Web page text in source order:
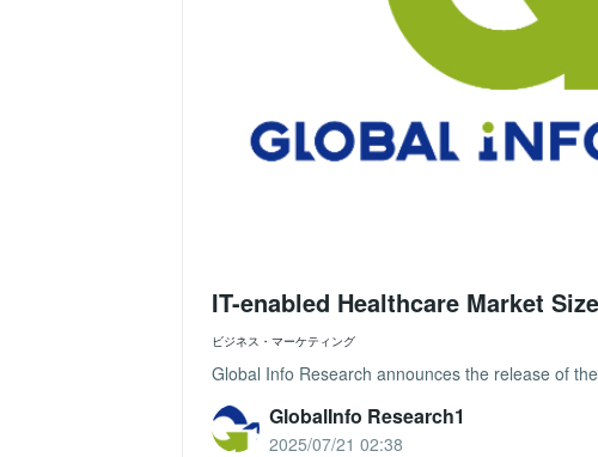
IT-enabled Healthcare Market
ビジネス・マーケティング
Global Info Research announces the release of
GlobalInfo Research1
2025/07/21 02:38